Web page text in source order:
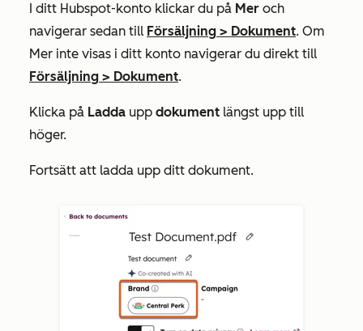
I ditt Hubspot-konto klickar du på Mer och
navigerar sedan till Försäljning > Dokument. Om
Mer inte visas i ditt konto navigerar du direkt till
Försäljning > Dokument.
Klicka på Ladda upp dokument längst upp till
höger.
Fortsätt att ladda upp ditt dokument.